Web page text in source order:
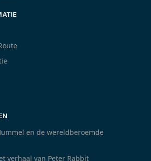
en de wereldberoemde
verhaal van Peter Rabbit